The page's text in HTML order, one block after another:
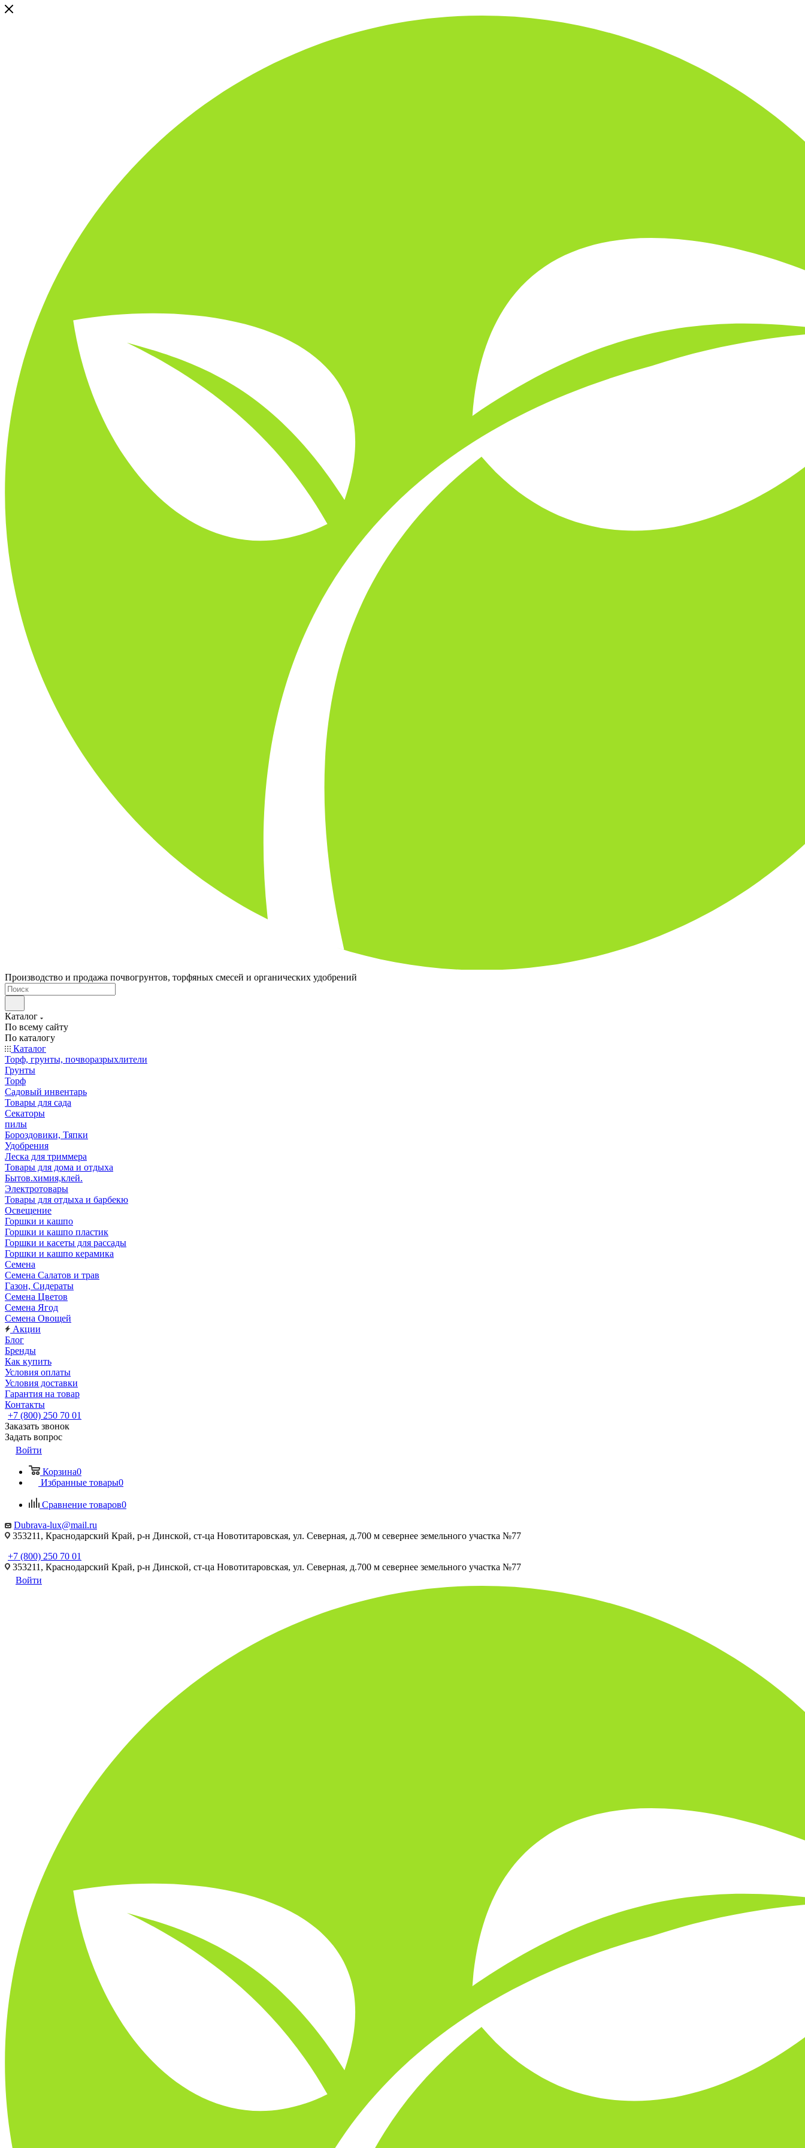
Производство и продажа почвогрунтов, торфяных смесей и органических удобрений
Каталог
По всему сайту
По каталогу
Каталог
Торф, грунты, почворазрыхлители
Грунты
Торф
Садовый инвентарь
Товары для сада
Секаторы
пилы
Бороздовики, Тяпки
Удобрения
Леска для триммера
Товары для дома и отдыха
Бытов.химия,клей.
Электротовары
Товары для отдыха и барбекю
Освещение
Горшки и кашпо
Горшки и кашпо пластик
Горшки и касеты для рассады
Горшки и кашпо керамика
Семена
Семена Салатов и трав
Газон, Сидераты
Семена Цветов
Семена Ягод
Семена Овощей
Акции
Блог
Бренды
Как купить
Условия оплаты
Условия доставки
Гарантия на товар
Контакты
+7 (800) 250 70 01
Заказать звонок
Задать вопрос
Войти
Корзина0
Избранные товары0
Сравнение товаров0
Dubrava-lux@mail.ru
353211, Краснодарский Край, р-н Динской, ст-ца Новотитаровская, ул. Северная, д.700 м севернее земельного участка №77
+7 (800) 250 70 01
353211, Краснодарский Край, р-н Динской, ст-ца Новотитаровская, ул. Северная, д.700 м севернее земельного участка №77
Войти